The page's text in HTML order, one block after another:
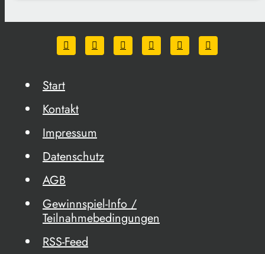
Start
Kontakt
Impressum
Datenschutz
AGB
Gewinnspiel-Info /
Teilnahmebedingungen
RSS-Feed